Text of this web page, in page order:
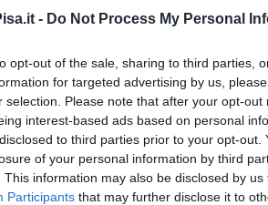
- Do Not Process My Personal
opt-out of the sale, sharing to third parties,
for targeted advertising by us,
selection. Please note that after your opt-
interest-based ads based on personal
to third parties prior to your opt-
of your personal information by third
This information may also be disclosed by
Participants that may further disclose it to
di una persona che vuole rendere la vittima
per abusarne a proprio piacimento,
ilprofilo psicologico è, dunque, quello
che ben si integra nella “mentalità
oscura” sono stati studiati soprattutto
che è composta dai seguenti items, in cui